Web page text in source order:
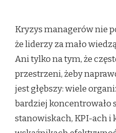
Kryzys managerów nie
że liderzy za mało
Ani tylko na tym, że
przestrzeni, żeby
jest głębszy: wiele
bardziej koncentrowało
stanowiskach, KPI-ach